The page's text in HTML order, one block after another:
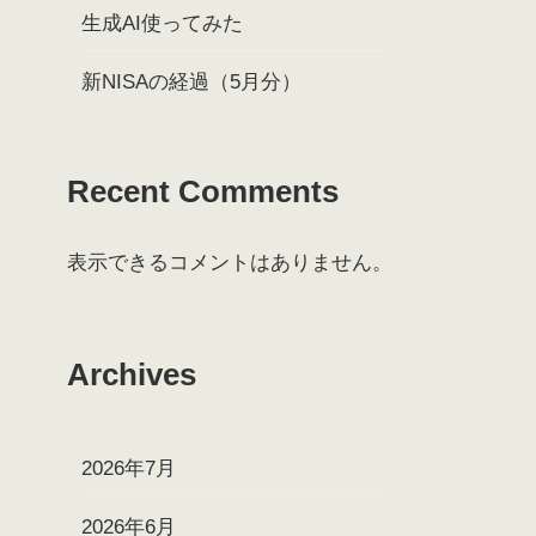
生成AI使ってみた
新NISAの経過（5月分）
Recent Comments
表示できるコメントはありません。
Archives
2026年7月
2026年6月